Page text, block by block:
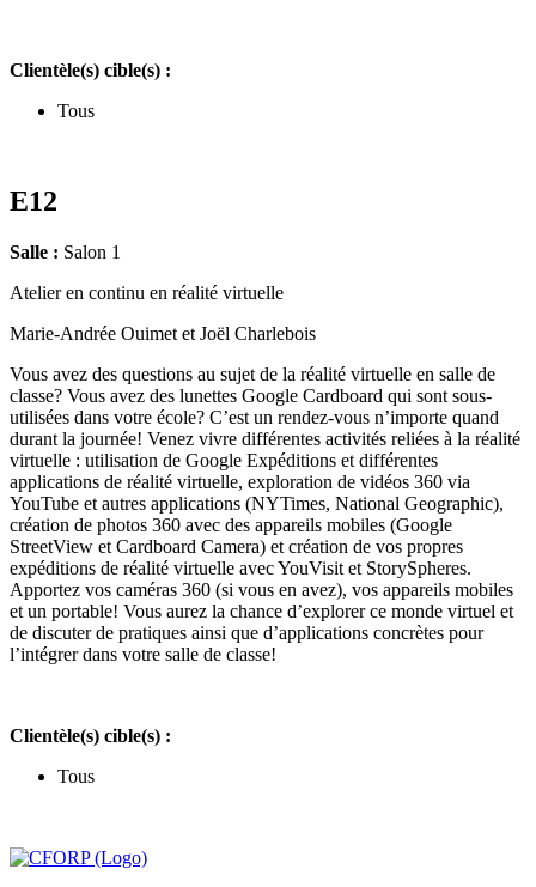
Clientèle(s) cible(s) :
Tous
E12
Salle : Salon 1
Atelier en continu en réalité virtuelle
Marie-Andrée Ouimet et Joël Charlebois
Vous avez des questions au sujet de la réalité virtuelle en salle de
classe? Vous avez des lunettes Google Cardboard qui sont sous-
utilisées dans votre école? C’est un rendez-vous n’importe quand
durant la journée! Venez vivre différentes activités reliées à la réalité
virtuelle : utilisation de Google Expéditions et différentes
applications de réalité virtuelle, exploration de vidéos 360 via
YouTube et autres applications (NYTimes, National Geographic),
création de photos 360 avec des appareils mobiles (Google
StreetView et Cardboard Camera) et création de vos propres
expéditions de réalité virtuelle avec YouVisit et StorySpheres.
Apportez vos caméras 360 (si vous en avez), vos appareils mobiles
et un portable! Vous aurez la chance d’explorer ce monde virtuel et
de discuter de pratiques ainsi que d’applications concrètes pour
l’intégrer dans votre salle de classe!
Clientèle(s) cible(s) :
Tous